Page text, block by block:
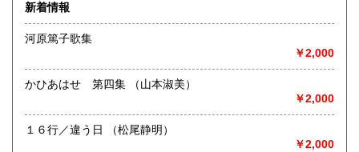
熊本県 185円 大分県 185円
185円
沖縄県 185円
最寄駅：長岡駅
営業時間：午前10時から午後5時
定休日：不定休
書籍の買取について
新潟県内にて出張積極的に買取を行っています。査定及び出
張料は無料です。20冊以上であればお伺いいたします。ご連
絡願います。
新着情報
河原篤子歌集
￥2,000
かひあはせ 第四集 （山本淑美）
￥2,000
１６行／違う日 （松尾静明）
￥2,000